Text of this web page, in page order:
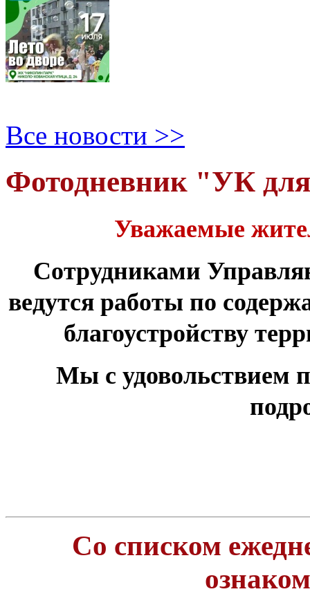
Все новости >>
Фотодневник "УК
Уважаемые
Сотрудниками
ведутся работы по
благоустройству
Мы с удовольствием
Со списком